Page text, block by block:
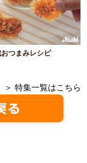
つまみレシピ
＞ 特集一覧はこちら